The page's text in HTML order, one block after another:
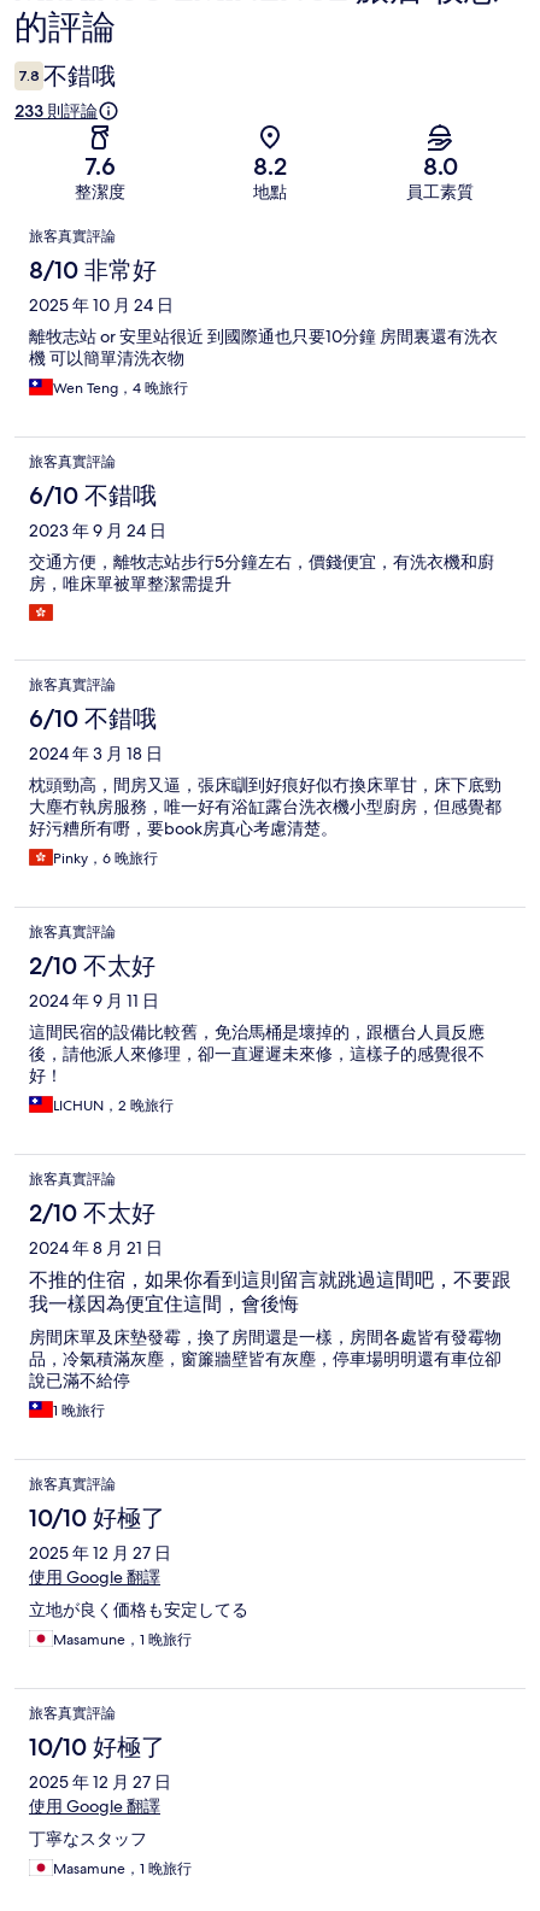
論
的評論
7.8 不錯哦
233 則評論
7.6
整潔度
8.2
地點
8.0
員工素質
評
論
旅客真實評論
8/10 非常好
2025 年 10 月 24 日
離牧志站 or 安里站很近 到國際通也只要10分鐘 房間裏還有洗衣
機 可以簡單清洗衣物
Wen Teng，4 晚旅行
旅客真實評論
6/10 不錯哦
2023 年 9 月 24 日
交通方便，離牧志站步行5分鐘左右，價錢便宜，有洗衣機和廚
房，唯床單被單整潔需提升
旅客真實評論
6/10 不錯哦
2024 年 3 月 18 日
枕頭勁高，間房又逼，張床瞓到好痕好似冇換床單甘，床下底勁
大塵冇執房服務，唯一好有浴缸露台洗衣機小型廚房，但感覺都
好污糟所有嘢，要book房真心考慮清楚。
Pinky，6 晚旅行
旅客真實評論
2/10 不太好
2024 年 9 月 11 日
這間民宿的設備比較舊，免治馬桶是壞掉的，跟櫃台人員反應
後，請他派人來修理，卻一直遲遲未來修，這樣子的感覺很不
好！
LICHUN，2 晚旅行
旅客真實評論
2/10 不太好
2024 年 8 月 21 日
不推的住宿，如果你看到這則留言就跳過這間吧，不要跟
我一樣因為便宜住這間，會後悔
房間床單及床墊發霉，換了房間還是一樣，房間各處皆有發霉物
品，冷氣積滿灰塵，窗簾牆壁皆有灰塵，停車場明明還有車位卻
說已滿不給停
1 晚旅行
旅客真實評論
10/10 好極了
2025 年 12 月 27 日
使用 Google 翻譯
立地が良く価格も安定してる
Masamune，1 晚旅行
旅客真實評論
10/10 好極了
2025 年 12 月 27 日
使用 Google 翻譯
丁寧なスタッフ
Masamune，1 晚旅行